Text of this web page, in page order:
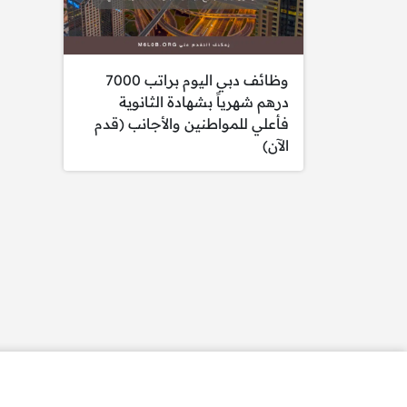
وظائف دبي اليوم براتب 7000
درهم شهرياً بشهادة الثانوية
فأعلي للمواطنين والأجانب (قدم
الآن)